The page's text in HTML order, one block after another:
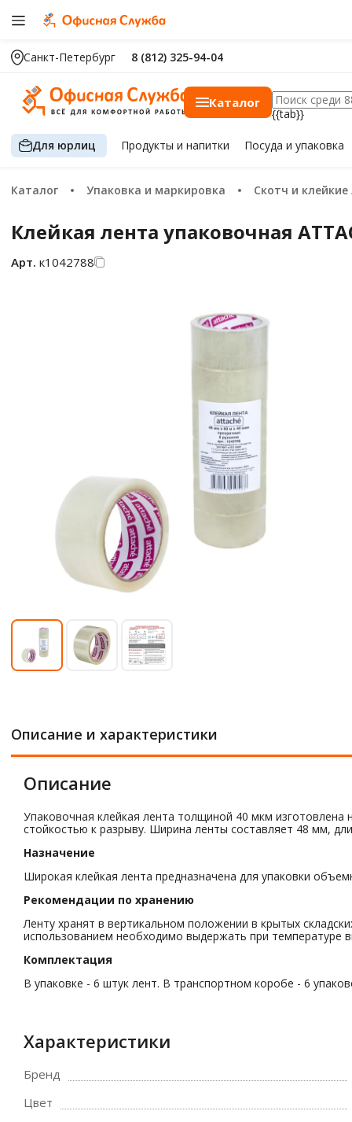
Санкт-Петербург 8 (812) 325-94-04
Каталог
{{tab}}
Для юрлиц Продуктыи напитки Посуда и упаковка
Каталог Упаковка и маркировка Скотч и
Клейкая лента упаковочная
Арт. к1042788
Описание и характеристики
Описание
Упаковочная клейкая лента толщиной 40 мкм изготовлена
стойкостью к разрыву. Ширина ленты составляет 48 мм,
Назначение
Широкая клейкая лента предназначена для упаковки
Рекомендации по хранению
Ленту хранят в вертикальном положении в крытых
использованием необходимо выдержать при температуре
Комплектация
В упаковке - 6 штук лент. В транспортном коробе - 6
Характеристики
Бренд
Цвет